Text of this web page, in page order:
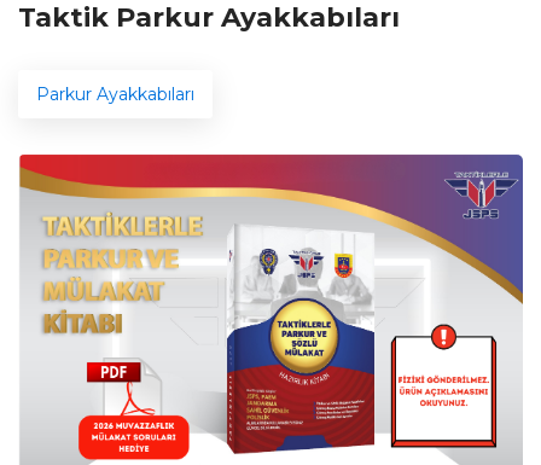
Taktik Parkur Ayakkabıları
Parkur Ayakkabıları